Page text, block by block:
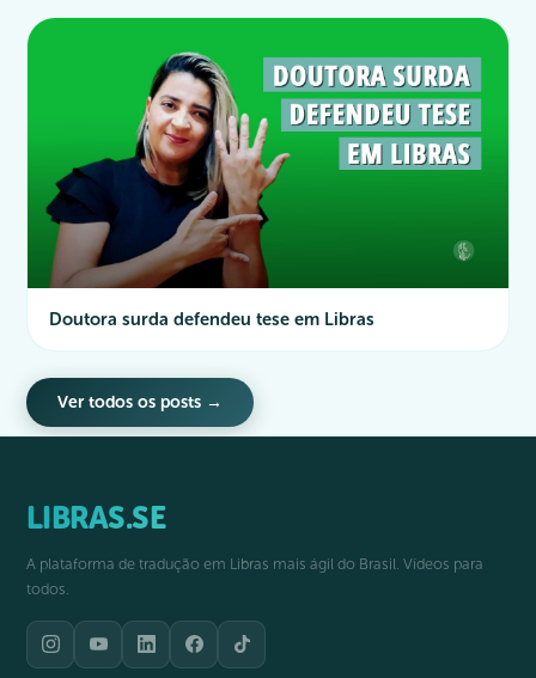
Doutora surda defendeu tese em Libras
Ver todos os posts →
LIBRAS.SE
A plataforma de tradução em Libras mais ágil do Brasil. Vídeos para
todos.